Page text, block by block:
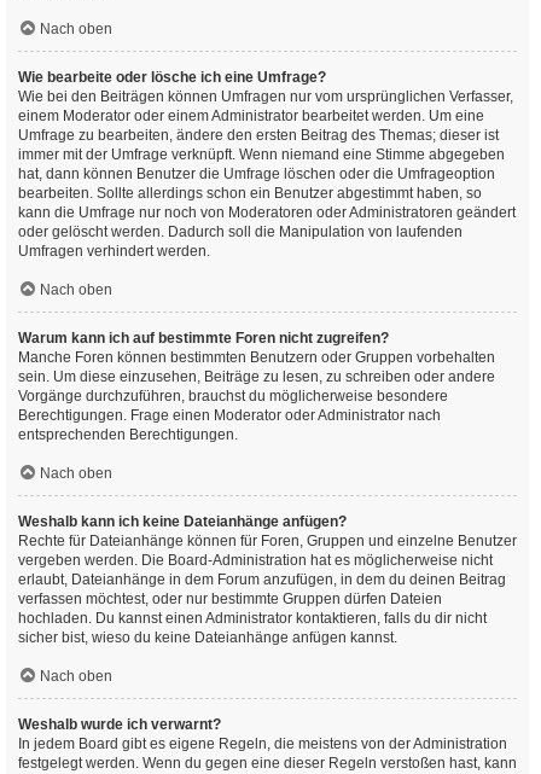
Nach oben
Wie bearbeite oder lösche ich eine Umfrage?
Wie bei den Beiträgen können Umfragen nur vom ursprünglichen Verfasser,
einem Moderator oder einem Administrator bearbeitet werden. Um eine
Umfrage zu bearbeiten, ändere den ersten Beitrag des Themas; dieser ist
immer mit der Umfrage verknüpft. Wenn niemand eine Stimme abgegeben
hat, dann können Benutzer die Umfrage löschen oder die Umfrageoption
bearbeiten. Sollte allerdings schon ein Benutzer abgestimmt haben, so
kann die Umfrage nur noch von Moderatoren oder Administratoren geändert
oder gelöscht werden. Dadurch soll die Manipulation von laufenden
Umfragen verhindert werden.
Nach oben
Warum kann ich auf bestimmte Foren nicht zugreifen?
Manche Foren können bestimmten Benutzern oder Gruppen vorbehalten
sein. Um diese einzusehen, Beiträge zu lesen, zu schreiben oder andere
Vorgänge durchzuführen, brauchst du möglicherweise besondere
Berechtigungen. Frage einen Moderator oder Administrator nach
entsprechenden Berechtigungen.
Nach oben
Weshalb kann ich keine Dateianhänge anfügen?
Rechte für Dateianhänge können für Foren, Gruppen und einzelne Benutzer
vergeben werden. Die Board-Administration hat es möglicherweise nicht
erlaubt, Dateianhänge in dem Forum anzufügen, in dem du deinen Beitrag
verfassen möchtest, oder nur bestimmte Gruppen dürfen Dateien
hochladen. Du kannst einen Administrator kontaktieren, falls du dir nicht
sicher bist, wieso du keine Dateianhänge anfügen kannst.
Nach oben
Weshalb wurde ich verwarnt?
In jedem Board gibt es eigene Regeln, die meistens von der Administration
festgelegt werden. Wenn du gegen eine dieser Regeln verstoßen hast, kann